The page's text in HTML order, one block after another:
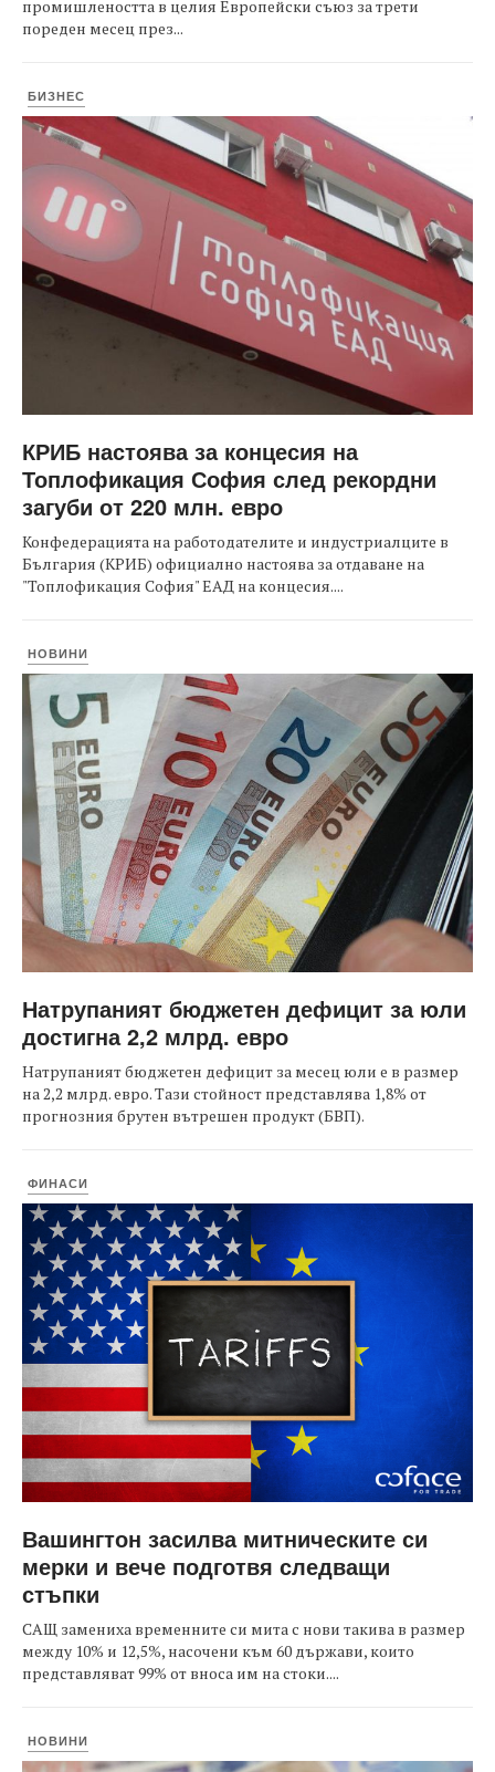
промишлеността в целия Европейски съюз за трети
пореден месец през...
БИЗНЕС
КРИБ настоява за концесия на
Топлофикация София след рекордни
загуби от 220 млн. евро
Конфедерацията на работодателите и индустриалците в
България (КРИБ) официално настоява за отдаване на
"Топлофикация София" ЕАД на концесия....
НОВИНИ
Натрупаният бюджетен дефицит за юли
достигна 2,2 млрд. евро
Натрупаният бюджетен дефицит за месец юли е в размер
на 2,2 млрд. евро. Тази стойност представлява 1,8% от
прогнозния брутен вътрешен продукт (БВП).
ФИНАСИ
Вашингтон засилва митническите си
мерки и вече подготвя следващи
стъпки
САЩ замениха временните си мита с нови такива в размер
между 10% и 12,5%, насочени към 60 държави, които
представляват 99% от вноса им на стоки....
НОВИНИ